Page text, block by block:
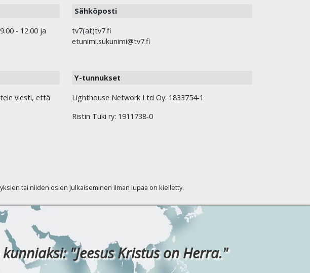
- 12.00 ja
Sähköposti
tv7(at)tv7.fi
etunimi.sukunimi@tv7.fi
viesti, että
Y-tunnukset
Lighthouse Network Ltd Oy: 1833754-1
Ristin Tuki ry: 1911738-0
tai niiden osien julkaiseminen ilman lupaa on kielletty.
"Jeesus Kristus on Herra."